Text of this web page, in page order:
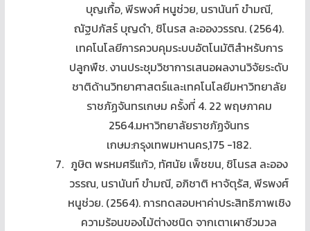
บุญเกื้อ, พีรพงศ์ หนูช่วย, นรานันท์ ขำมณี,
ณัฐปภัสร์ บุญดำ, ชิโนรส ละอองวรรณ. (2564).
เทคโนโลยีการควบคุมระบบอัตโนมัติสำหรับการ
ปลูกพืช. งานประชุมวิชาการเสนอผลงานวิจัยระดับ
ชาติด้านวิทยาศาสตร์และเทคโนโลยีมหาวิทยาลัย
ราชภัฏจันทรเกษม ครั้งที่ 4. 22 พฤษภาคม
2564.มหาวิทยาลัยราชภัฏจันทร
เกษม:กรุงเทพมหานคร,175 -182.
ภูษิต พรหมศรีแก้ว, ทัศนัย เพ็ชขน, ชิโนรส ละออง
วรรณ, นรานันท์ ขำมณี, อภิชาติ หาจัตุรัส, พีรพงศ์
หนูช่วย. (2564). การทดสอบหาค่าประสิทธิภาพเชิง
ความร้อนของไม้ต่างชนิด จากเตาเผาชีวมวล